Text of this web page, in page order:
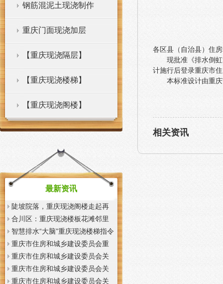
钢筋混泥土现浇制作
重庆门面现浇加层
【重庆现浇隔层】
【重庆现浇楼梯】
【重庆现浇阁楼】
最新资讯
陡坡院落，重庆现浇阁楼走起再
也不慌了——山城重庆无障碍环
境建设有了新解法
合川区：重庆现浇楼板花滩邻里
中心获央视聚焦报道
智慧排水“大脑”重庆现浇楼梯指令
一发抢险队伍顷刻到位
重庆市住房和城乡建设委员会重
庆市城市管理局关于印发重庆市
租赁住房有关标准的重庆现浇楼
梯通知
重庆市住房和城乡建设委员会关
于征求《装配式混凝土少支撑免
支撑系统表示方法及示例（征求
重庆市住房和城乡建设委员会关
于重庆梦之域建筑工程有限公司
重庆市住房和城乡建设委员会关
各区县（自治县）住
现批准《排水倒
计施行后登录重庆市
本标准设计由重
相关资讯